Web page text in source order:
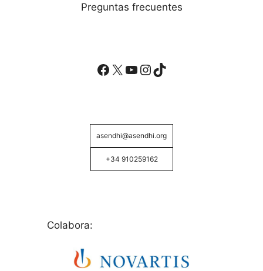
Preguntas frecuentes
Facebook
X YouTube
Instagram
TikTok
asendhi@asendhi.org
+34 910259162
Colabora: